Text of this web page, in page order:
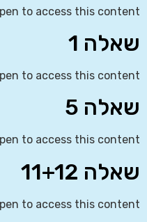
to access this content
שאלה 1
to access this content
שאלה 5
to access this content
שאלה 11+12
to access this content